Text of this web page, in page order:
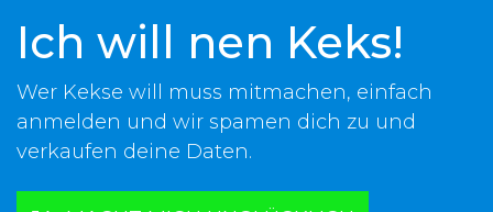
Ich will nen Keks!
Wer Kekse will muss mitmachen, einfach
anmelden und wir spamen dich zu und
verkaufen deine Daten.